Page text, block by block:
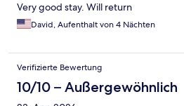
Very good stay. Will return
David, Aufenthalt von 4 Nächten
Verifizierte Bewertung
10/10 – Außergewöhnlich